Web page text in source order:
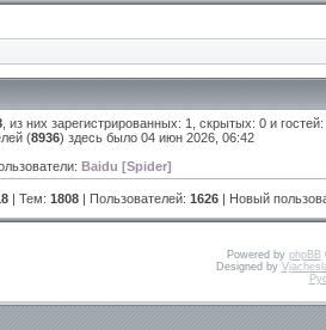
, из них зарегистрированных: 1, скрытых: 0 и
(8936) здесь было 04 июн 2026, 06:42
Baidu [Spider]
| Тем: 1808 | Пользователей: 1626 | Новый
Powered by phpBB
Designed by